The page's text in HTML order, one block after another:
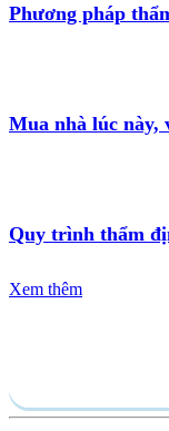
Phương pháp
Mua nhà lúc này,
Quy trình thẩm
Xem thêm